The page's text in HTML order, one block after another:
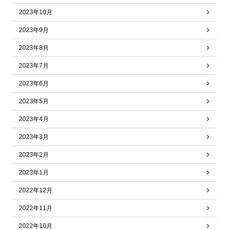
2023年10月
2023年9月
2023年8月
2023年7月
2023年6月
2023年5月
2023年4月
2023年3月
2023年2月
2023年1月
2022年12月
2022年11月
2022年10月